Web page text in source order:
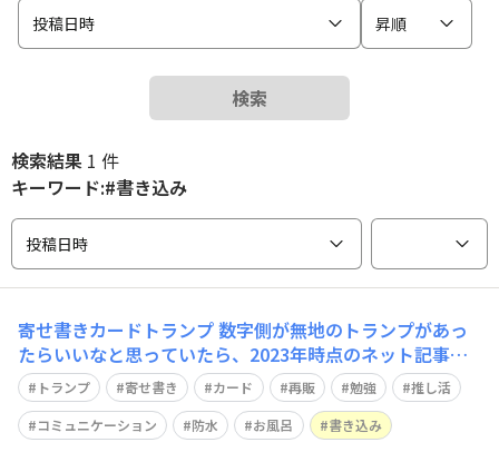
投稿日時
昇順
検索
検索結果 1 件
キーワード:#書き込み
投稿日時
寄せ書きカードトランプ数字側が無地のトランプがあっ
たらいいなと思っていたら、2023年時点のネット記事でD
AISOに売っていると。最寄りの店舗やネット検索では見
つからないのは廃盤なのでしょうか？ 記事では推し活に
と書いてありましたが、私は勉強に使いたいです。
トランプ 寄せ書き カード 再販 勉強
推し活
コミュニケーション
防水 お風呂 書き込み